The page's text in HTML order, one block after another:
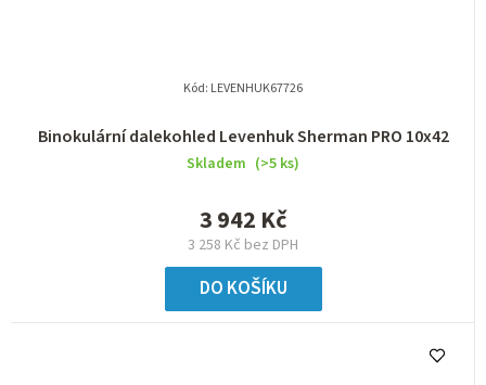
Binokulární dalekohled Levenhuk Sherman PRO 10x42
Skladem (>5 ks)
3 258 Kč bez DPH
3 942 Kč
DO KOŠÍKU
Kód: LEVENHUK67726